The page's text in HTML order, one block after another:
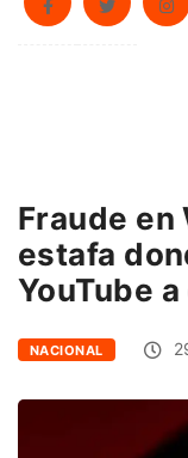
Fraude en
estafa
YouTube
NACIONAL